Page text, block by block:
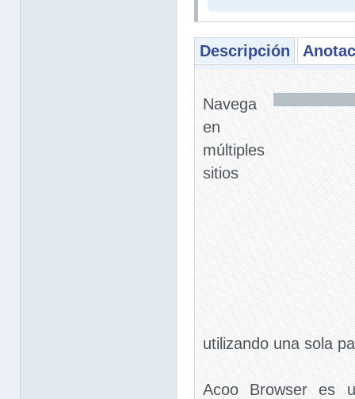
Descripción
Navega
en
múltiples
sitios
utilizando una sola
Acoo Browser es